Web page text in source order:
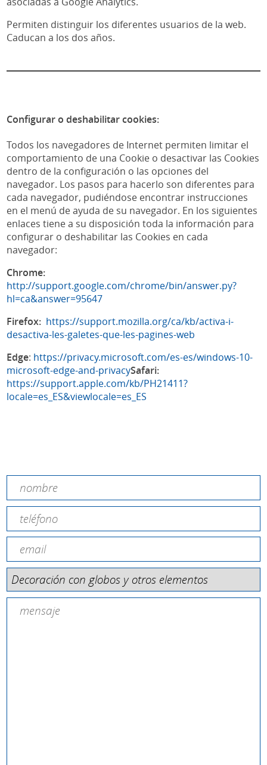
Permiten distinguir los diferentes usuarios de la web.
Caducan a los dos años.
Configurar o deshabilitar cookies:
Todos los navegadores de Internet permiten limitar el
comportamiento de una Cookie o desactivar las Cookies
dentro de la configuración o las opciones del
navegador. Los pasos para hacerlo son diferentes para
cada navegador, pudiéndose encontrar instrucciones
en el menú de ayuda de su navegador. En los siguientes
enlaces tiene a su disposición toda la información para
configurar o deshabilitar las Cookies en cada
navegador:
Chrome:
http://support.google.com/chrome/bin/answer.py?
hl=ca&answer=95647
Firefox: https://support.mozilla.org/ca/kb/activa-i-
desactiva-les-galetes-que-les-pagines-web
Edge: https://privacy.microsoft.com/es-es/windows-10-
microsoft-edge-and-privacySafari:
https://support.apple.com/kb/PH21411?
locale=es_ES&viewlocale=es_ES